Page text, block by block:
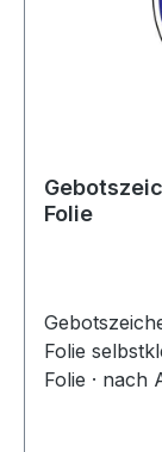
Folie
Folie
Folie · nach